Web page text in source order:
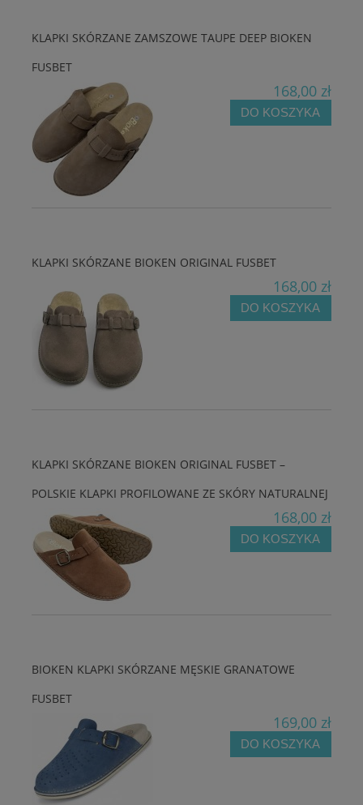
KLAPKI SKÓRZANE ZAMSZOWE TAUPE DEEP BIOKEN
FUSBET
168,00 zł
DO KOSZYKA
KLAPKI SKÓRZANE BIOKEN ORIGINAL FUSBET
168,00 zł
DO KOSZYKA
KLAPKI SKÓRZANE BIOKEN ORIGINAL FUSBET –
POLSKIE KLAPKI PROFILOWANE ZE SKÓRY NATURALNEJ
168,00 zł
DO KOSZYKA
BIOKEN KLAPKI SKÓRZANE MĘSKIE GRANATOWE
FUSBET
169,00 zł
DO KOSZYKA